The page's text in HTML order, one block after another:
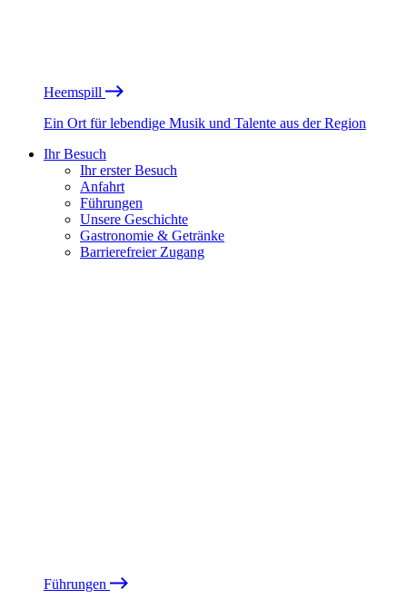
Heemspill
Ein Ort für lebendige Musik und Talente aus der Region
Ihr Besuch
Ihr erster Besuch
Anfahrt
Führungen
Unsere Geschichte
Gastronomie & Getränke
Barrierefreier Zugang
Führungen